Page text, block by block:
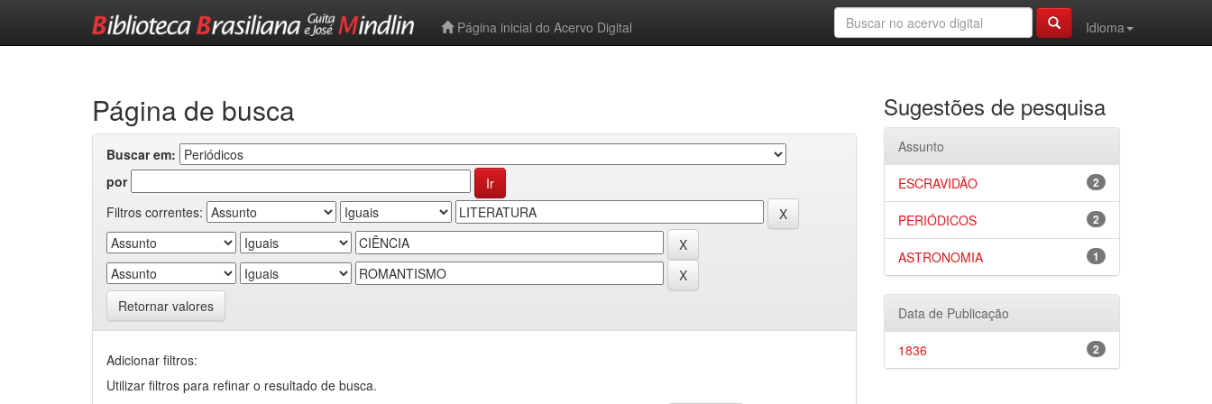
Página inicial do Acervo Digital
Idioma
Página de busca
Buscar em:
por
Filtros correntes:
Retornar valores
Adicionar filtros:
Utilizar filtros para refinar o resultado de busca.
Sugestões de pesquisa
Assunto
2
ESCRAVIDÃO
2
PERIÓDICOS
1
ASTRONOMIA
Data de Publicação
2
1836